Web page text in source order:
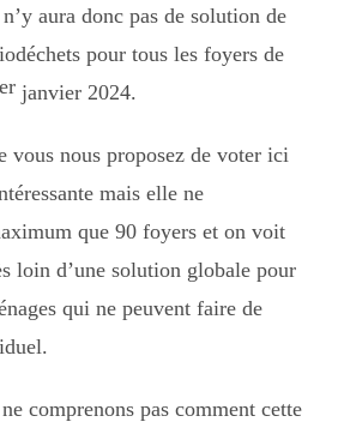
aura donc pas de solution de
pour tous les foyers de
er janvier 2024.
vous nous proposez de voter ici
mais elle ne
que 90 foyers et on voit
loin d’une solution globale pour
qui ne peuvent faire de
comprenons pas comment cette